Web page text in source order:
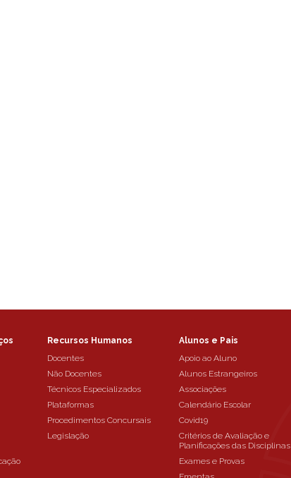
Recursos Humanos
Docentes
Não Docentes
Técnicos Especializados
Plataformas
Procedimentos Concursais
Legislação
Alunos e Pais
Apoio ao Aluno
Alunos Estrangeiros
Associações
Calendário Escolar
Covid19
Critérios de Avaliação e
Planificações das Disciplinas
Exames e Provas